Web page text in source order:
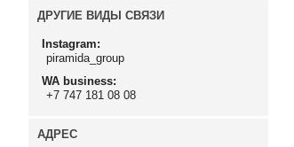
ДРУГИЕ ВИДЫ СВЯЗИ
Instagram
piramida_group
WA business
+7 747 181 08 08